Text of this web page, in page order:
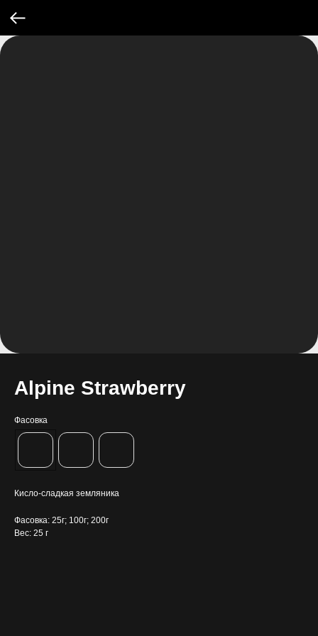
Alpine Strawberry
Фасовка
Кисло-сладкая земляника
Фасовка: 25г; 100г; 200г
Вес: 25 г